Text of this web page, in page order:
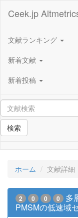
Ceek.jp
文献ランキング
新着文献
新着投稿
検索
ホーム 文献詳細
2 0 0 0
多
PMSMの低速域